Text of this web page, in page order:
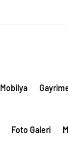
Mobilya
Foto Galeri